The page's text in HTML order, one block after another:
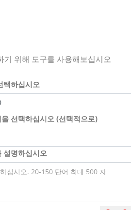
기 위해 도구를 사용해보십시오
택하십시오
선택하십시오 (선택적으로)
설명하십시오